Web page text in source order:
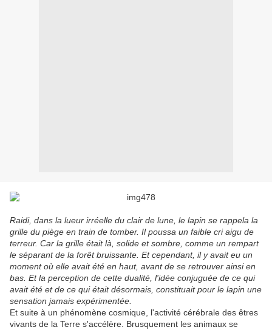
Raidi, dans la lueur irréelle du clair de lune, le lapin se rappela la
grille du piège en train de tomber. Il poussa un faible cri aigu de
terreur. Car la grille était là, solide et sombre, comme un rempart
le séparant de la forêt bruissante. Et cependant, il y avait eu un
moment où elle avait été en haut, avant de se retrouver ainsi en
bas. Et la perception de cette dualité, l'idée conjuguée de ce qui
avait été et de ce qui était désormais, constituait pour le lapin une
sensation jamais expérimentée.
Et suite à un phénomène cosmique, l'activité cérébrale des êtres
vivants de la Terre s'accélère. Brusquement les animaux se